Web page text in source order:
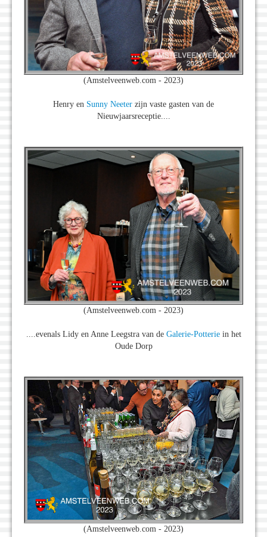
(Amstelveenweb.com - 2023)
Henry en Sunny Neeter zijn vaste gasten van de
Nieuwjaarsreceptie....
(Amstelveenweb.com - 2023)
....evenals Lidy en Anne Leegstra van de Galerie-Potteriein het
Oude Dorp
(Amstelveenweb.com - 2023)